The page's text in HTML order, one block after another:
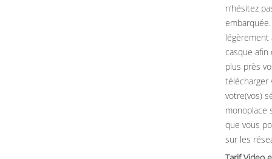
n’hésitez
légèrement
casque afin
plus près
télécharger
votre(vos)
monoplace
que vous
sur les